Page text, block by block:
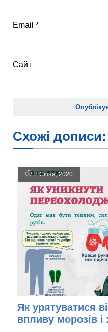
Email *
Сайт
Схожі дописи:
2 Січня, 2020
Як урятуватися
впливу морозів і